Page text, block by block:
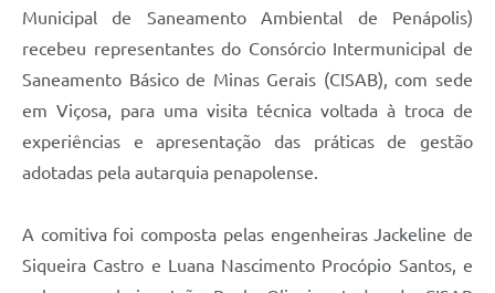
Diário Oficial
Municipal de Saneamento Ambiental de Penápolis)
recebeu representantes do Consórcio Intermunicipal de
Saneamento Básico de Minas Gerais (CISAB), com sede
em Viçosa, para uma visita técnica voltada à troca de
experiências e apresentação das práticas de gestão
adotadas pela autarquia penapolense.
A comitiva foi composta pelas engenheiras Jackeline de
Siqueira Castro e Luana Nascimento Procópio Santos, e